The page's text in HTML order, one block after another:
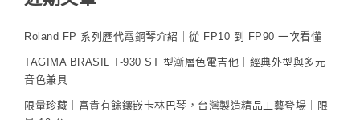
Roland FP 系列歷代電鋼琴介紹｜從 FP10 到 FP90 一次看懂
TAGIMA BRASIL T-930 ST 型漸層色電吉他｜經典外型與多元
音色兼具
限量珍藏｜富貴有餘鑲嵌卡林巴琴，台灣製造精品工藝登場｜限